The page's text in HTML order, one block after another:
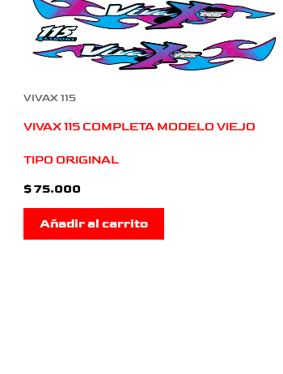
VIVAX 115
VIVAX 115 COMPLETA MODELO VIEJO
TIPO ORIGINAL
$75.000
Añadir al carrito